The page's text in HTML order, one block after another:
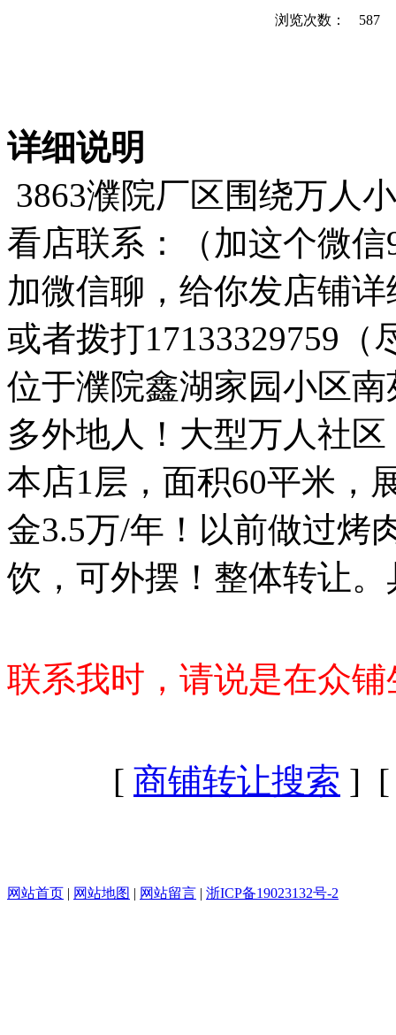
浏览次数： 587
详细说明
3863濮院厂区围绕万人
看店联系：（加这个微
加微信聊，给你发店铺
或者拨打17133329759（
位于濮院鑫湖家园小区
多外地人！大型万人社区
本店1层，面积60平米，
金3.5万/年！以前做过烤
饮，可外摆！整体转让
联系我时，请说是在众
[ 商铺转让搜索 ]
网站首页 | 网站地图 | 网站留言 | 浙ICP备19023132号-2